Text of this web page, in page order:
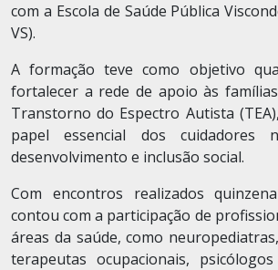
com a Escola de Saúde Pública
VS).
A formação teve como objetivo
fortalecer a rede de apoio às
Transtorno do Espectro Autista
papel essencial dos cuidadores
desenvolvimento e inclusão social.
Com encontros realizados
contou com a participação de
áreas da saúde, como
terapeutas ocupacionais,